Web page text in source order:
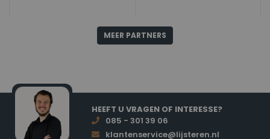
MEER PARTNERS
HEEFT U VRAGEN OF INTERESSE?
085 - 301 39 06
klantenservice@lijsteren.nl